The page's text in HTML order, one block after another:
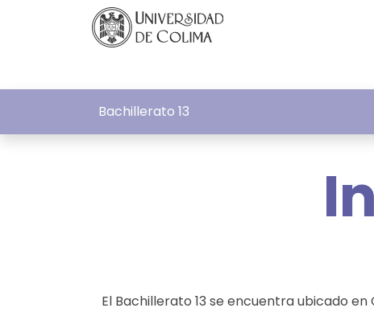
Bachillerato 13
El Bachillerato 13 se encuentra ubicado